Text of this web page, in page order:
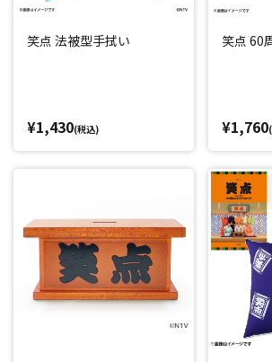
笑点 法被型手拭い
¥1,430(税込)
笑点 60
¥1,760